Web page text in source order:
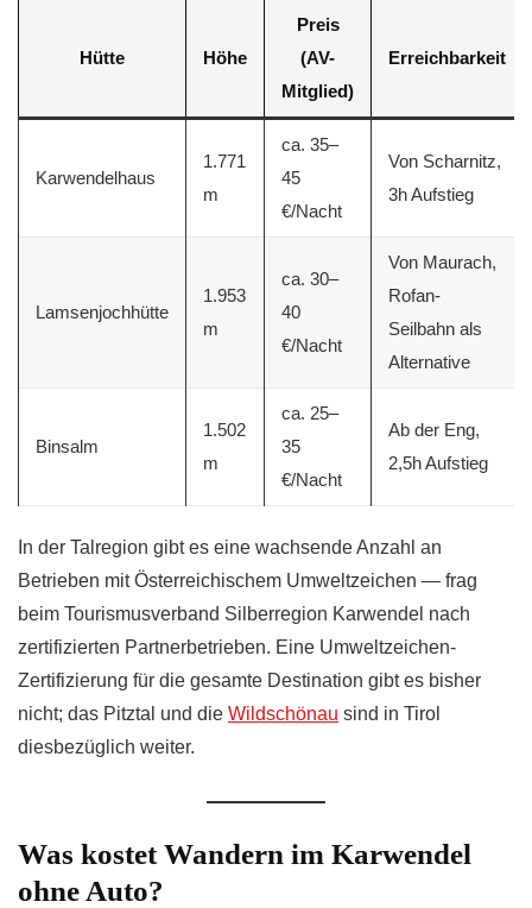
Hütte Höhe
Preis
(AV-
Mitglied)
Erreichbarkeit
Karwendelhaus
1.771
m
ca. 35–
45
€/Nacht
Von Scharnitz,
3h Aufstieg
Lamsenjochhütte
1.953
m
ca. 30–
40
€/Nacht
Von Maurach,
Rofan-
Seilbahn als
Alternative
Binsalm
1.502
m
ca. 25–
35
€/Nacht
Ab der Eng,
2,5h Aufstieg
In der Talregion gibt es eine wachsende Anzahl an
Betrieben mit Österreichischem Umweltzeichen — frag
beim Tourismusverband Silberregion Karwendel nach
zertifizierten Partnerbetrieben. Eine Umweltzeichen-
Zertifizierung für die gesamte Destination gibt es bisher
nicht; das Pitztal und die Wildschönau sind in Tirol
diesbezüglich weiter.
Was kostet Wandern im Karwendel
ohne Auto?